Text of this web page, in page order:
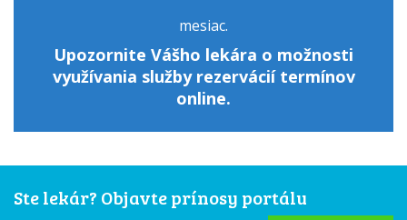
mesiac.
Upozornite Vášho lekára o možnosti
využívania služby rezervácií termínov
online.
Ste lekár? Objavte prínosy portálu